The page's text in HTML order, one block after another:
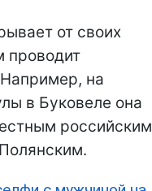
от своих
проводит
на
в Буковеле она
российским